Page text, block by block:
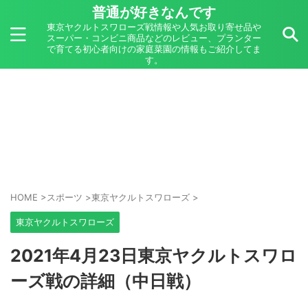
普通が好きなんです
東京ヤクルトスワローズ戦情報や人気お取り寄せ品や
スーパー・コンビニ商品などのレビュー、プランター
で育てる初心者向けの家庭菜園の情報もご紹介してま
す。
HOME >スポーツ >東京ヤクルトスワローズ >
東京ヤクルトスワローズ
2021年4月23日東京ヤクルトスワロ
ーズ戦の詳細（中日戦）